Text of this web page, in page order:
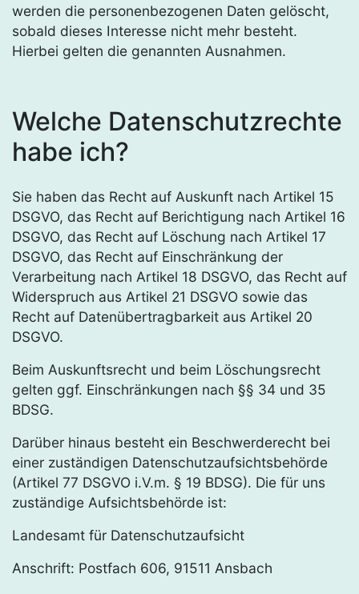
werden die personenbezogenen Daten gelöscht,
sobald dieses Interesse nicht mehr besteht.
Hierbei gelten die genannten Ausnahmen.
Welche Datenschutzrechte
habe ich?
Sie haben das Recht auf Auskunft nach Artikel 15
DSGVO, das Recht auf Berichtigung nach Artikel 16
DSGVO, das Recht auf Löschung nach Artikel 17
DSGVO, das Recht auf Einschränkung der
Verarbeitung nach Artikel 18 DSGVO, das Recht auf
Widerspruch aus Artikel 21 DSGVO sowie das
Recht auf Datenübertragbarkeit aus Artikel 20
DSGVO.
Beim Auskunftsrecht und beim Löschungsrecht
gelten ggf. Einschränkungen nach §§ 34 und 35
BDSG.
Darüber hinaus besteht ein Beschwerderecht bei
einer zuständigen Datenschutzaufsichtsbehörde
(Artikel 77 DSGVO i.V.m. § 19 BDSG). Die für uns
zuständige Aufsichtsbehörde ist:
Landesamt für Datenschutzaufsicht
Anschrift: Postfach 606, 91511 Ansbach